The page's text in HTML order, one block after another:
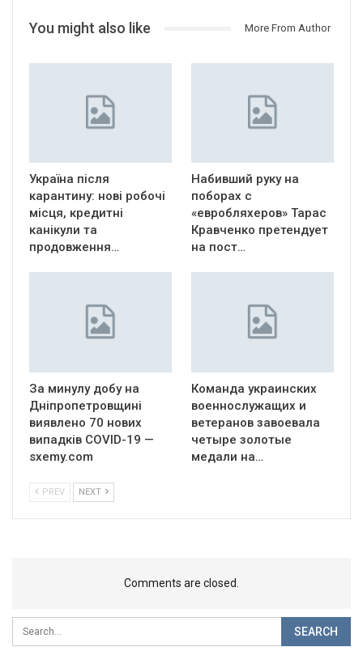
You might also like More From Author
Україна після
карантину: нові робочі
місця, кредитні
канікули та
продовження…
Набивший руку на
поборах с
«евробляхеров» Тарас
Кравченко претендует
на пост…
За минулу добу на
Дніпропетровщині
виявлено 70 нових
випадків COVID-19 —
sxemy.com
Команда украинских
военнослужащих и
ветеранов завоевала
четыре золотые
медали на…
PREV NEXT
Comments are closed.